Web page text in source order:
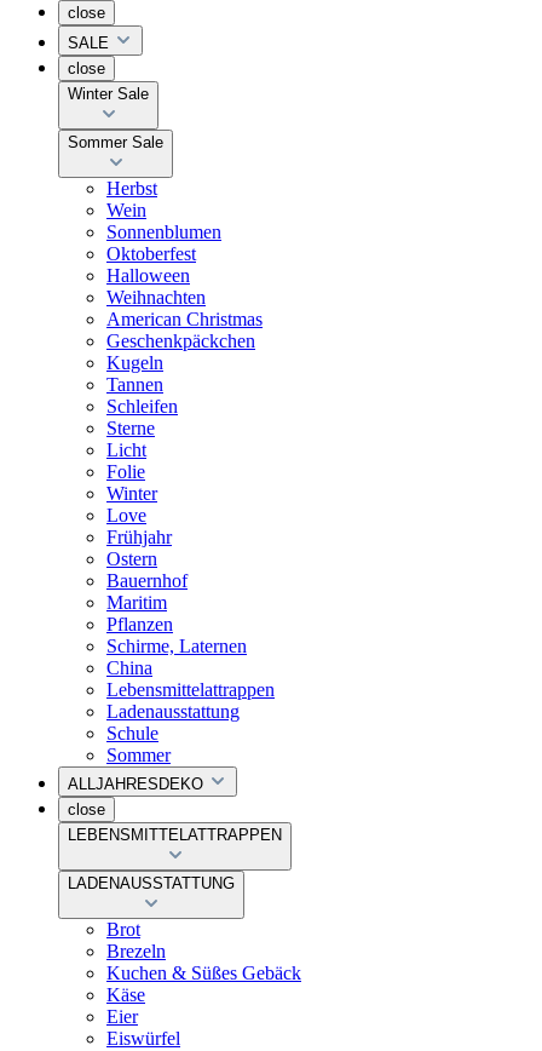
close
SALE
close
Winter Sale
Sommer Sale
Herbst
Wein
Sonnenblumen
Oktoberfest
Halloween
Weihnachten
American Christmas
Geschenkpäckchen
Kugeln
Tannen
Schleifen
Sterne
Licht
Folie
Winter
Love
Frühjahr
Ostern
Bauernhof
Maritim
Pflanzen
Schirme, Laternen
China
Lebensmittelattrappen
Ladenausstattung
Schule
Sommer
ALLJAHRESDEKO
close
LEBENSMITTELATTRAPPEN
LADENAUSSTATTUNG
Brot
Brezeln
Kuchen & Süßes Gebäck
Käse
Eier
Eiswürfel